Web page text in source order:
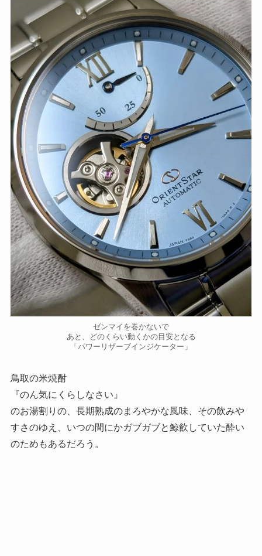
ゼンマイを巻かないで
あと、どのくらい動くかの目安となる
「パワーリザーブインジケーター」
鳥取の米焼酎
『のん気にくらしなさい』
のお湯割りの、長期熟成のまろやかな風味、その飲みや
すさのゆえ、いつの間にかガブガブと鯨飲していた酔い
のためもあるだろう。